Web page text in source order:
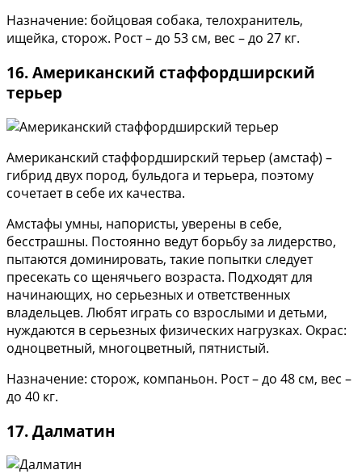
Назначение: бойцовая собака, телохранитель,
ищейка, сторож. Рост – до 53 см, вес – до 27 кг.
16. Американский стаффордширский
терьер
Американский стаффордширский терьер (амстаф) –
гибрид двух пород, бульдога и терьера, поэтому
сочетает в себе их качества.
Амстафы умны, напористы, уверены в себе,
бесстрашны. Постоянно ведут борьбу за лидерство,
пытаются доминировать, такие попытки следует
пресекать со щенячьего возраста. Подходят для
начинающих, но серьезных и ответственных
владельцев. Любят играть со взрослыми и детьми,
нуждаются в серьезных физических нагрузках. Окрас:
одноцветный, многоцветный, пятнистый.
Назначение: сторож, компаньон. Рост – до 48 см, вес –
до 40 кг.
17. Далматин